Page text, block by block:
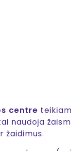
centre
naudoja